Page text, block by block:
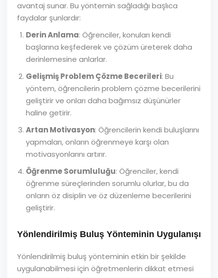
avantaj sunar. Bu yöntemin sağladığı başlıca
faydalar şunlardır:
Derin Anlama: Öğrenciler, konuları kendi
başlarına keşfederek ve çözüm üreterek daha
derinlemesine anlarlar.
Gelişmiş Problem Çözme Becerileri: Bu
yöntem, öğrencilerin problem çözme becerilerini
geliştirir ve onları daha bağımsız düşünürler
haline getirir.
Artan Motivasyon: Öğrencilerin kendi buluşlarını
yapmaları, onların öğrenmeye karşı olan
motivasyonlarını artırır.
Öğrenme Sorumluluğu: Öğrenciler, kendi
öğrenme süreçlerinden sorumlu olurlar, bu da
onların öz disiplin ve öz düzenleme becerilerini
geliştirir.
Yönlendirilmiş Buluş Yönteminin Uygulanışı
Yönlendirilmiş buluş yönteminin etkin bir şekilde
uygulanabilmesi için öğretmenlerin dikkat etmesi